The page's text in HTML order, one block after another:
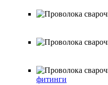
фитинги